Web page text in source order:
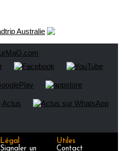
Légal
Signaler un
Utiles
Contact